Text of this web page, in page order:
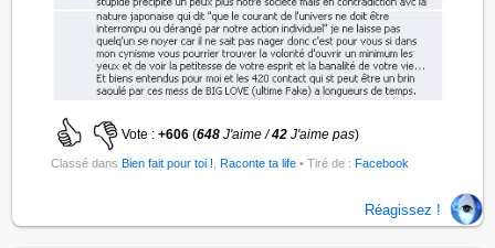
Vote :+606 (648J'aime /42 J'aime pas)
Classé dansBien fait pour toi ! ,Raconte ta life • Tiré de :Facebook
Réagissez !